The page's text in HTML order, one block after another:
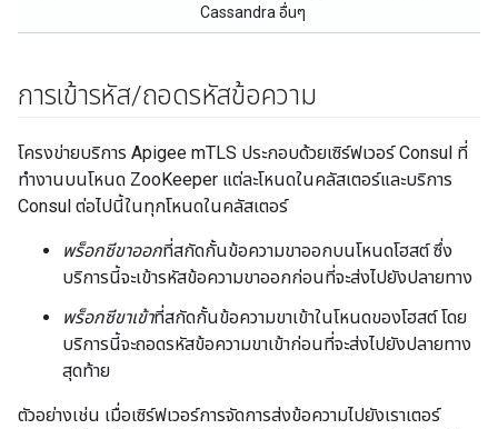
Cassandra อื่นๆ
การเข้ารหัส/ถอดรหัสข้อความ
โครงข่ายบริการ Apigee mTLS ประกอบด้วยเซิร์ฟเวอร์ Consul ที่
ทำงานบนโหนด ZooKeeper แต่ละโหนดในคลัสเตอร์และบริการ
Consul ต่อไปนี้ในทุกโหนดในคลัสเตอร์
พร็อกซีขาออกที่สกัดกั้นข้อความขาออกบนโหนดโฮสต์ ซึ่ง
บริการนี้จะเข้ารหัสข้อความขาออกก่อนที่จะส่งไปยังปลายทาง
พร็อกซีขาเข้าที่สกัดกั้นข้อความขาเข้าในโหนดของโฮสต์ โดย
บริการนี้จะถอดรหัสข้อความขาเข้าก่อนที่จะส่งไปยังปลายทาง
สุดท้าย
ตัวอย่างเช่น เมื่อเซิร์ฟเวอร์การจัดการส่งข้อความไปยังเราเตอร์